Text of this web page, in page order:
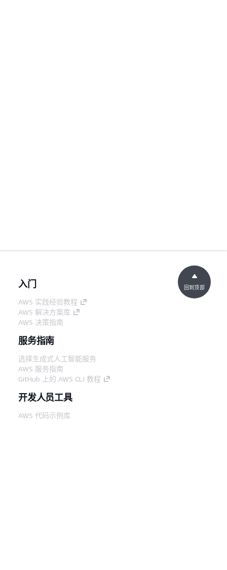
入门
AWS 实践经验教程
AWS 解决方案库
AWS 决策指南
服务指南
选择生成式人工智能服务
AWS 服务指南
GitHub 上的 AWS CLI 教程
开发人员工具
AWS 代码示例库
回到顶部